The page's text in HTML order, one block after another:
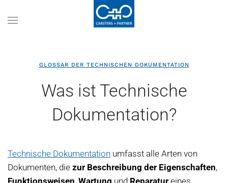
GLOSSAR DER TECHNISCHEN DOKUMENTATION
Was ist Technische
Dokumentation?
Technische Dokumentation umfasst alle Arten von
Dokumenten, die zur Beschreibung der Eigenschaften,
Funktionsweisen, Wartung und Reparatur eines